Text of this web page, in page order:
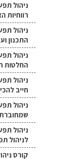
רווחיות
ניהול
התכנון
ניהול
החלטות
חייב
ניהול
ניהול
לניהול
קורס